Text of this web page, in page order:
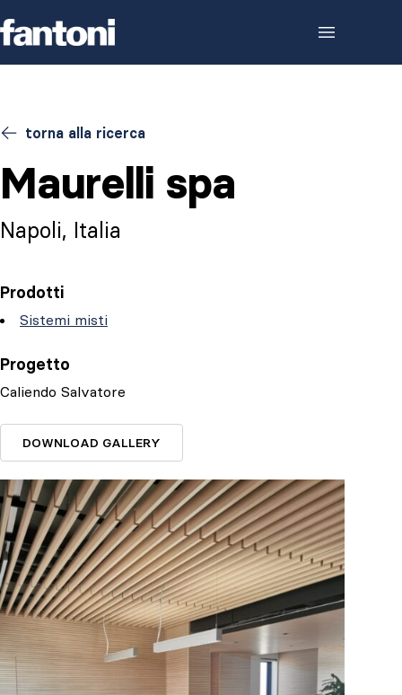
torna alla ricerca
Maurelli spa
Napoli, Italia
Prodotti
Sistemi misti
Progetto
Caliendo Salvatore
DOWNLOAD GALLERY